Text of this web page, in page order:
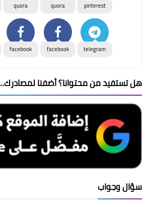
pinterest
quora
quora
telegram
facebook
facebook
هل تستفيد من محتوانا؟ أضفنا لمصادرك..
سؤال وجواب